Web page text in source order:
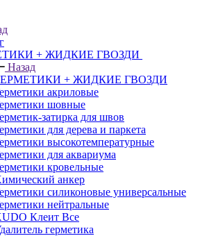
+ ЖИДКИЕ ГВОЗДИ
Назад
+ ЖИДКИЕ ГВОЗДИ
акриловые
шовные
затирка для швов
для дерева и паркета
высокотемпературные
для аквариума
кровельные
анкер
силиконовые универсальные
нейтральные
Клеит Все
герметика